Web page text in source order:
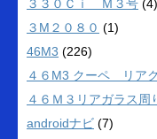
３３０Ｃｉ Ｍ３号 (4)
３M２０８０ (1)
46M3 (226)
４６M3 クーペ リア
４６Ｍ３リアガラス周
androidナビ (7)